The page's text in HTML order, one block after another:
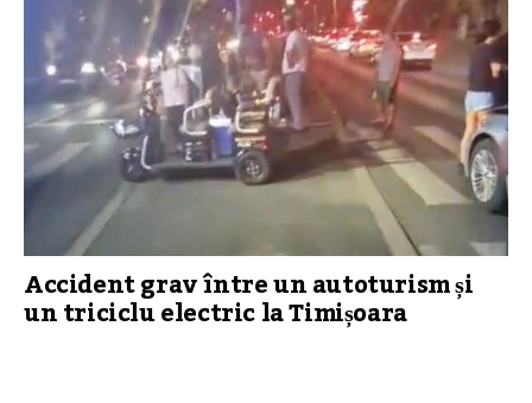
Accident grav între un autoturism și
un triciclu electric la Timișoara